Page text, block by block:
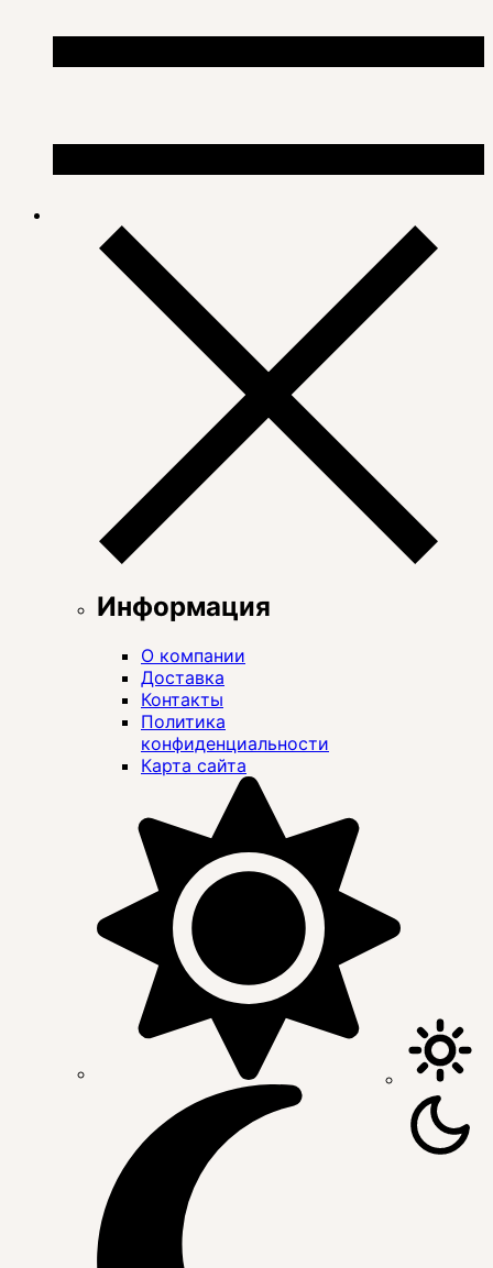
Информация
О компании
Доставка
Контакты
Политика
конфиденциальности
Карта сайта